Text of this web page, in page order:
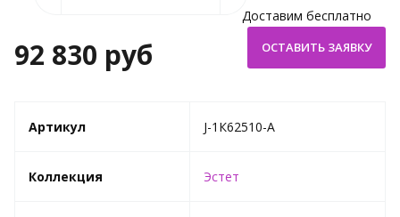
92 830 руб
Доставим бесплатно
Артикул J-1К62510-A
Коллекция Эстет